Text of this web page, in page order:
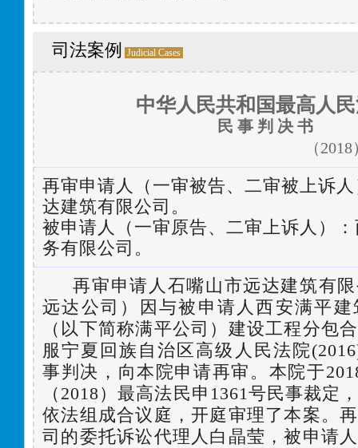
司法案例 Judicial Cases
中华人民共和国最高人
民 事 判 决 书
（
再审申请人（一审被告、二审被上诉
达建筑有限公司 。
被申请人（ 一审原告、二审上诉人 ）：
务有限公司 。
再审申请人石嘴山市远达建筑有
远达公司）因与被申请人西安满平
（以下简称满平公司）建设工程分包
服宁夏回族自治区高级人民法院
事判决，向本院申请再审。本院于
（2018）最高法民申1361号民事裁定
依法组成合议庭，开庭审理了本案。
司的委托诉讼代理人白晶莹，被申请